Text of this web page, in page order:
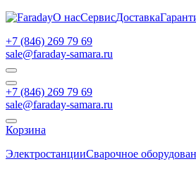
О насСервисДоставка
+7 (846) 269 79 69
sale@faraday-samara.ru
+7 (846) 269 79 69
sale@faraday-samara.ru
Корзина
ЭлектростанцииСварочное